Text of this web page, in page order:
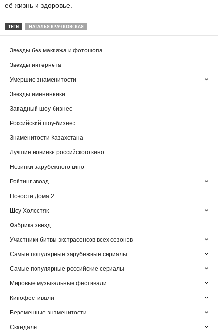
её жизнь и здоровье.
ТЕГИ НАТАЛЬЯ КРАЧКОВСКАЯ
Звезды без макияжа и фотошопа
Звезды интернета
Умершие знаменитости
Звезды именинники
Западный шоу-бизнес
Российский шоу-бизнес
Знаменитости Казахстана
Лучшие новинки российского кино
Новинки зарубежного кино
Рейтинг звезд
Новости Дома 2
Шоу Холостяк
Фабрика звезд
Участники битвы экстрасенсов всех сезонов
Самые популярные зарубежные сериалы
Самые популярные российские сериалы
Мировые музыкальные фестивали
Кинофестивали
Беременные знаменитости
Скандалы